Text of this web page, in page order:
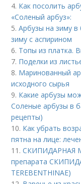
4. Как посолить
«Соленый арбуз»:
5.Арбузы на зиму в
зиму с аспирином
6. Топы из платка.
7. Поделки из
8. Маринованный
исходного сырья
9. Какие арбузы
Соленые арбузы в
рецепты)
10. Как убрать
пятна на лице:
11.СКИПИДАРНАЯ
препарата
TEREBENTHINAE)